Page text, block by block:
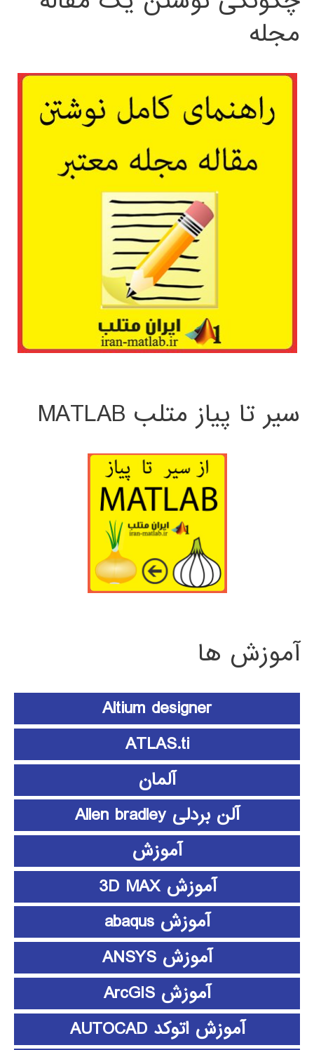
مجله
سیر تا پیاز متلب MATLAB
آموزش ها
Altium designer
ATLAS.ti
آلمان
آلن بردلی Allen bradley
آموزش
آموزش 3D MAX
آموزش abaqus
آموزش ANSYS
آموزش ArcGIS
آموزش اتوکد AUTOCAD